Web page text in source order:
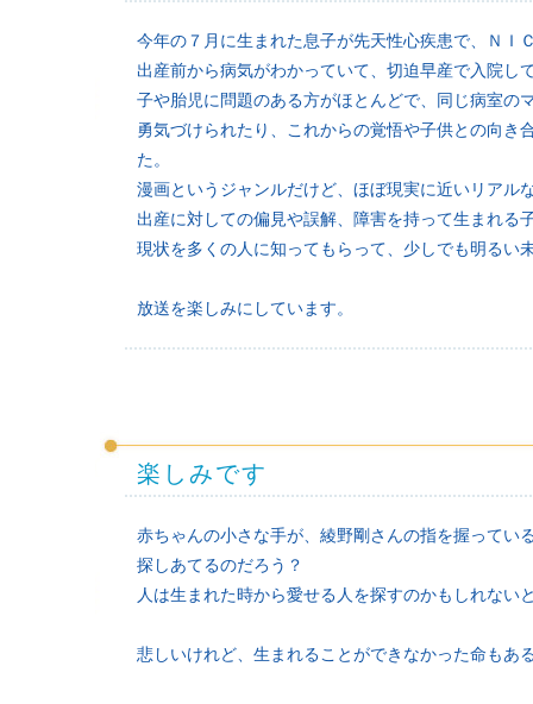
今年の７月に生まれた息子が先天性心疾患で、ＮＩ
出産前から病気がわかっていて、切迫早産で入院し
子や胎児に問題のある方がほとんどで、同じ病室の
勇気づけられたり、これからの覚悟や子供との向き
た。
漫画というジャンルだけど、ほぼ現実に近いリアル
出産に対しての偏見や誤解、障害を持って生まれる
現状を多くの人に知ってもらって、少しでも明るい
放送を楽しみにしています。
楽しみです
赤ちゃんの小さな手が、綾野剛さんの指を握ってい
探しあてるのだろう？
人は生まれた時から愛せる人を探すのかもしれない
悲しいけれど、生まれることができなかった命もあ